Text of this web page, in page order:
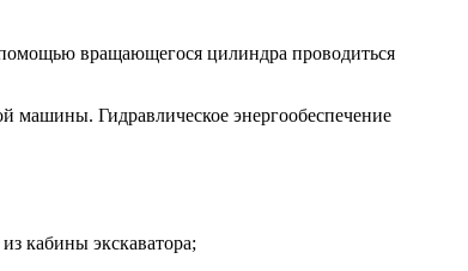
вращающегося цилиндра проводиться
машины. Гидравлическое энергообеспечение
кабины экскаватора;